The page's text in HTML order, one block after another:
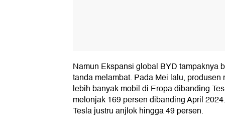
Namun Ekspansi global BYD tampaknya
tanda melambat. Pada Mei lalu,
lebih banyak mobil di Eropa dibanding
melonjak 169 persen dibanding April
Tesla justru anjlok hingga 49 persen.